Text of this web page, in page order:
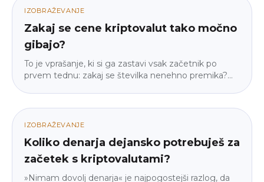
IZOBRAŽEVANJE
Zakaj se cene kriptovalut tako močno
gibajo?
To je vprašanje, ki si ga zastavi vsak začetnik po
prvem tednu: zakaj se številka nenehno premika?
deluje več naključno. Brez žargona, brez napovedi, le
razlaga, kako stroj v resnici deluje.
IZOBRAŽEVANJE
Koliko denarja dejansko potrebuješ za
začetek s kriptovalutami?
»Nimam dovolj denarja« je najpogostejši razlog, da